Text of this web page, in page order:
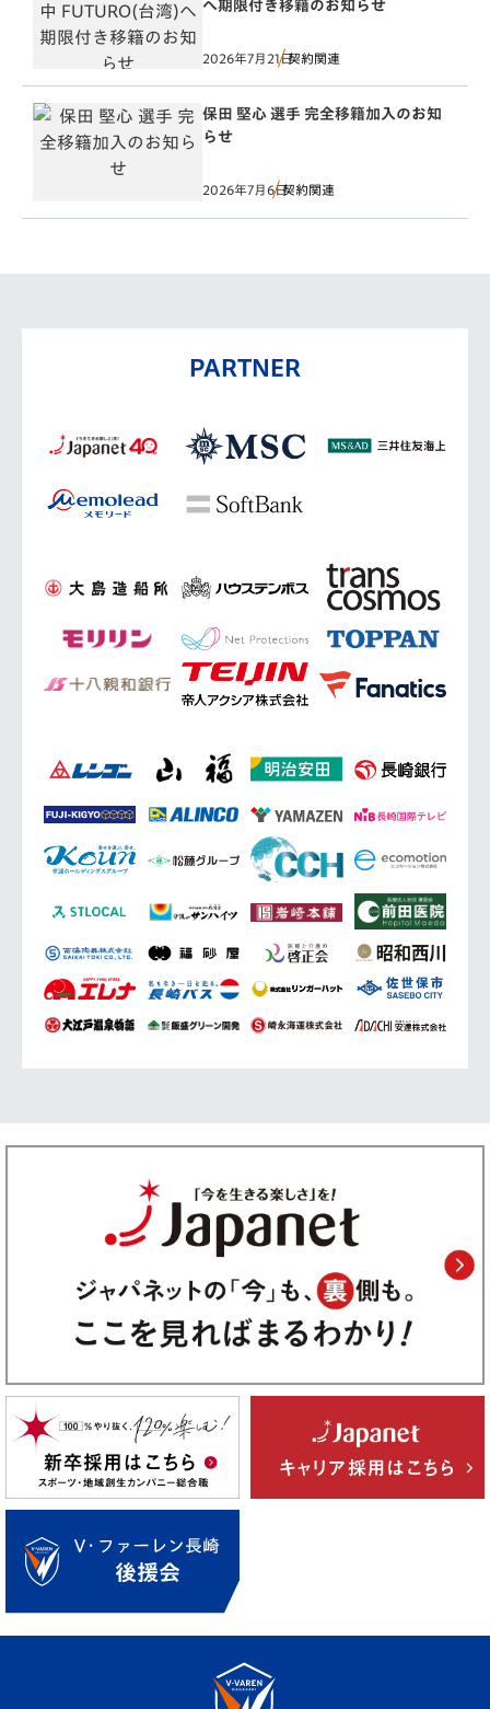
へ期限付き移籍のお知らせ
2026年7月21日契約関連
保田 堅心 選手 完全移籍加入のお知
らせ
2026年7月6日契約関連
PARTNER